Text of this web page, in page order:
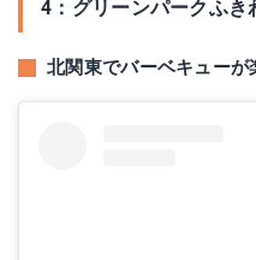
4：グリーンパークふき
北関東でバーベキューが